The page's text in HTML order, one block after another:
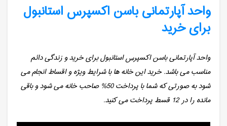
واحد آپارتمانی باسن اکسپرس استانبول
برای خرید
واحد آپارتمانی باسن اکسپرس استانبول برای خرید و زندگی دائم
مناسب می باشد. خرید این خانه ها با شرایط ویژه و اقساط انجام می
شود به صورتی که شما با پرداخت 50% صاحب خانه می شود و باقی
مانده را در 12 قسط پرداخت می کنید.